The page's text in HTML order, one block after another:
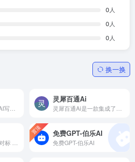
0 人
0 人
0 人
换一换
AI写作宝，您的在线AI写作生成器，带来全新的写作体验。无论是论文写作，小说创作，还是文章续写，AI写作宝都能显著提升您的写作效率。
灵犀百通Ai
灵犀百通Ai是一款集成了AI聊...
「天工」是国内首个对标 ChatGPT 的双千亿级大语言模型，也是一个对话式AI助手。「天工」通过自然语言与用户进行问答交互，AI 生成能力可满足文案创作、知识问答、逻辑推演、数理...
置顶 免费GPT-伯乐AI
免费GPT-伯乐AI